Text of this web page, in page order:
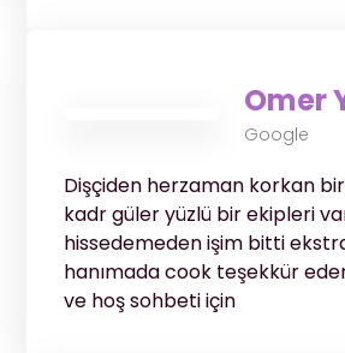
Omer
Google
Dişçiden herzaman korkan
kadr güler yüzlü bir ekipleri
hissedemeden işim bitti
hanımada cook teşekkür
ve hoş sohbeti için